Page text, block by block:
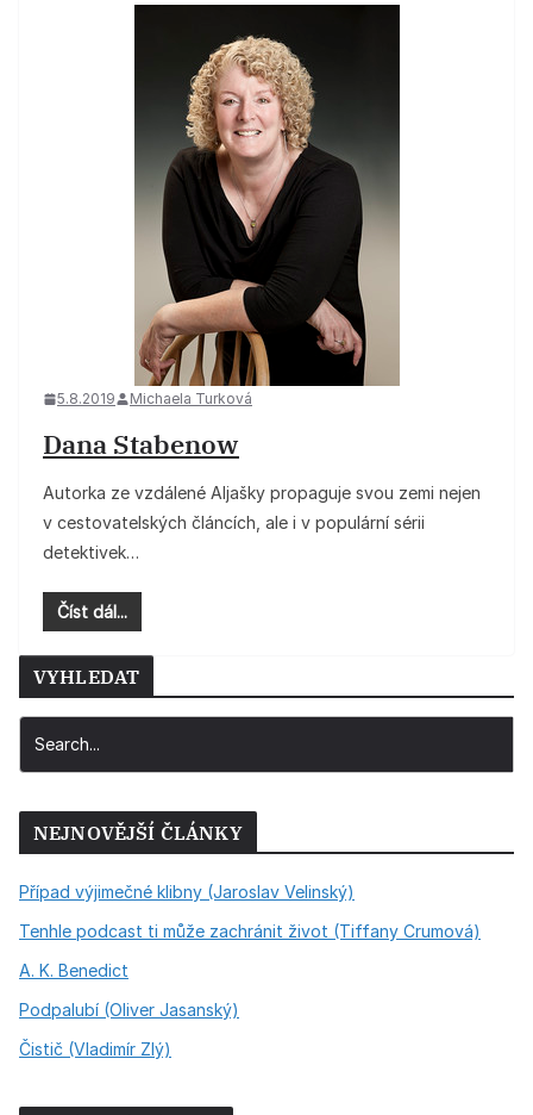
5.8.2019 Michaela Turková
Dana Stabenow
Autorka ze vzdálené Aljašky propaguje svou zemi nejen
v cestovatelských článcích, ale i v populární sérii
detektivek…
Číst dál...
VYHLEDAT
NEJNOVĚJŠÍ ČLÁNKY
Případ výjimečné klibny (Jaroslav Velinský)
Tenhle podcast ti může zachránit život (Tiffany Crumová)
A. K. Benedict
Podpalubí (Oliver Jasanský)
Čistič (Vladimír Zlý)